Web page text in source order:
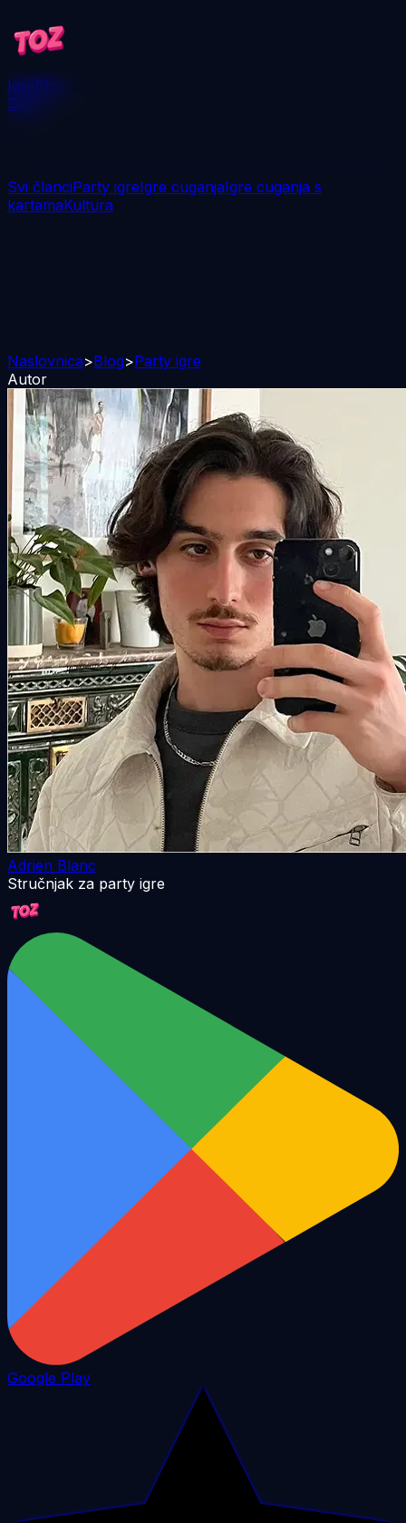
IgreBlog
Skini
Svi članciParty igreIgre cuganjaIgre cuganja s
kartamaKultura
Naslovnica>Blog>Party igre
Autor
Adrien Blanc
Stručnjak za party igre
Google Play